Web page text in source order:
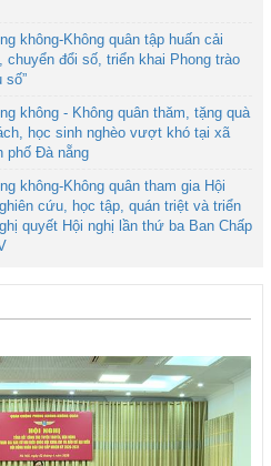
không-Không quân tập huấn cải
chuyển đổi số, triển khai Phong trào
số”
không - Không quân thăm, tặng quà
học sinh nghèo vượt khó tại xã
phố Đà nẵng
không-Không quân tham gia Hội
cứu, học tập, quán triệt và triển
quyết Hội nghị lần thứ ba Ban Chấp